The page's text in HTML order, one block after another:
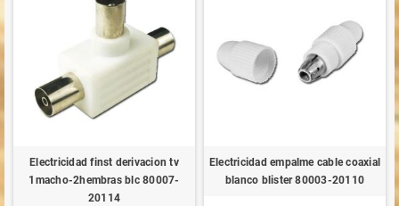
Electricidad finst derivacion tv
1macho-2hembras blc 80007-
20114
Electricidad empalme cable coaxial
blanco blister 80003-20110